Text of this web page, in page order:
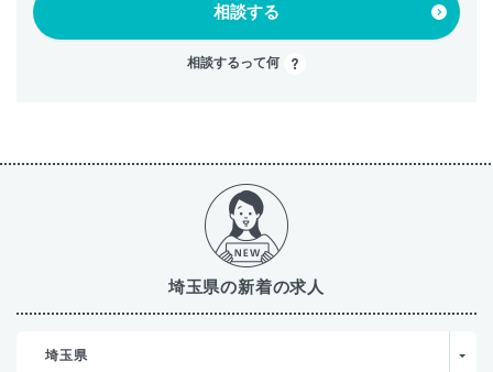
相談する
相談するって何
埼玉県の新着の求人
埼玉県